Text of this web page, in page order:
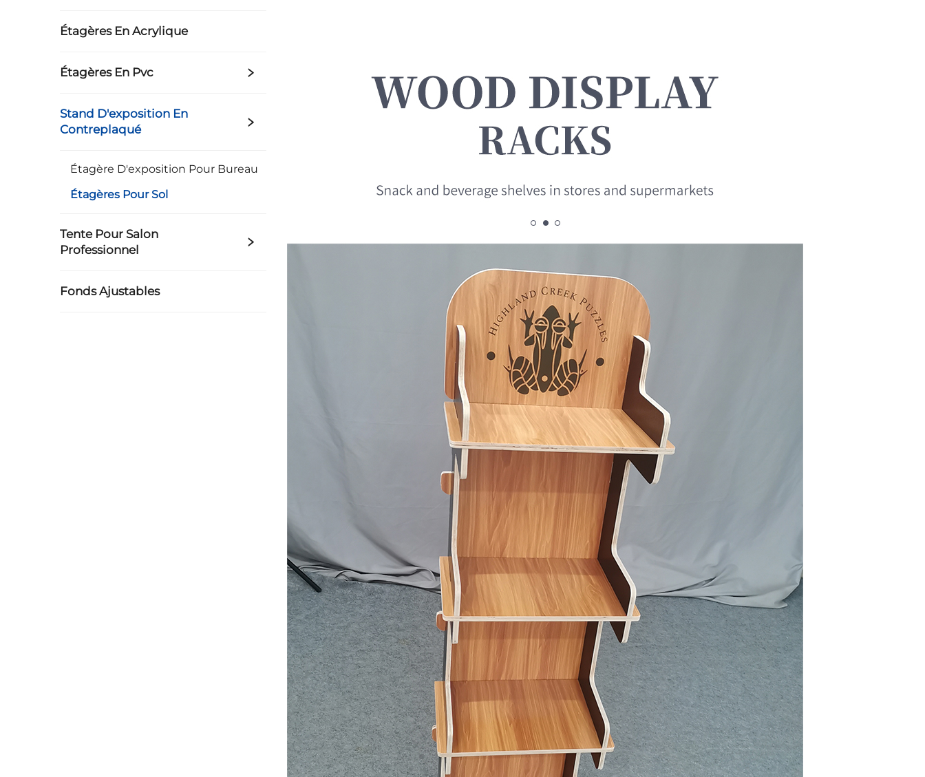
Étagères En Acrylique
Étagères En Pvc
Stand D'exposition En
Contreplaqué
Étagère D'exposition Pour Bureau
Étagères Pour Sol
Tente Pour Salon
Professionnel
Fonds Ajustables